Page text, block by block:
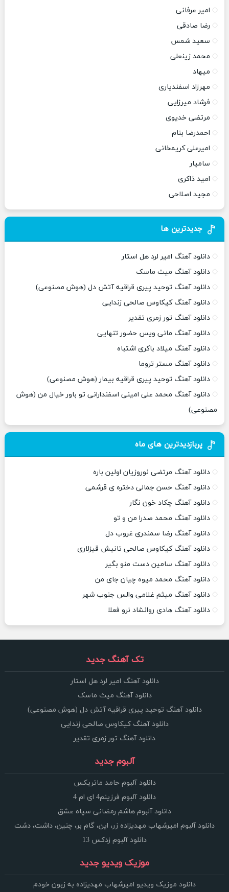
امیر عرفانی
رضا صادقی
سعید شمس
محمد زینعلی
میهاد
مهرزاد اسفندیاری
فرشاد میرزایی
مرتضی خدیوی
احمدرضا بنام
امیرعلی کریمخانی
سامیار
امید ذاکری
مجید اصلاحی
جدیدترین ها
دانلود آهنگ امیر لرد هل استار
دانلود آهنگ میث ماسک
دانلود آهنگ توحید پیری قراقیه آتش دل (هوش مصنوعی)
دانلود آهنگ کیکاوس صالحی زندایی
دانلود آهنگ تور زمری تقدیر
دانلود آهنگ مانی ویس حضور تنهایی
دانلود آهنگ میلاد باکری اشتباه
دانلود آهنگ مستر تروما
دانلود آهنگ توحید پیری قراقیه بیمار (هوش مصنوعی)
دانلود آهنگ محمد علی امینی اسفندارانی تو باور خیال من (هوش
مصنوعی)
پربازدیدترین های ماه
دانلود آهنگ مرتضی نوروزیان اولین باره
دانلود آهنگ حسن جمالی دختره ی قرشمی
دانلود آهنگ چکاد خون نگار
دانلود آهنگ محمد صدرا من و تو
دانلود آهنگ رضا سمندری غروب دل
دانلود آهنگ کیکاوس صالحی تانیش قیزلاری
دانلود آهنگ سامین دست منو بگیر
دانلود آهنگ محمد میوه چیان جای من
دانلود آهنگ میثم غلامی والس جنوب شهر
دانلود آهنگ هادی روانشاد نرو فعلا
تک آهنگ جدید
دانلود آهنگ امیر لرد هل استار
دانلود آهنگ میث ماسک
دانلود آهنگ توحید پیری قراقیه آتش دل (هوش مصنوعی)
دانلود آهنگ کیکاوس صالحی زندایی
دانلود آهنگ تور زمری تقدیر
آلبوم جدید
دانلود آلبوم حامد ماتریکس
دانلود آلبوم فرزینم4 ای ام 4
دانلود آلبوم هاشم رمضانی سپاه عشق
دانلود آلبوم امیرشهاب مهدیزاده زر، این، گام بر، چنین، داشت، دشت
دانلود آلبوم زدکس 13
موزیک ویدیو جدید
دانلود موزیک ویدیو امیرشهاب مهدیزاده به زبون خودم